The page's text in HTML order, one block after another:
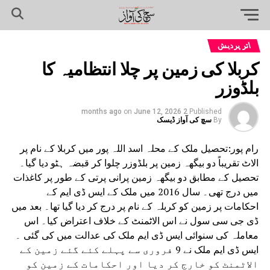
اتر پردیش
کربلا کی زمین پر چلا انتظامیہ کا
بلڈوزر
Published
2 months ago
on June 12, 2026
By سچ کی آواز ڈیسک
رام پور:تحصیل ملک کے محلہ اسد اللہ پور میں کربلا کے نام پر
الاٹ تقریباً دو بیگھہ زمین پر بلڈوزر چلوا کر قبضہ ہٹو دیا گیا۔
تحصیل کے مطابق دو بیگھہ زمین پرانی پرتی کے طور پر کاغذات
میں درج تھی۔ سال 2016 میں ملک کے ایس ڈی ایم کے
احکامات پر زمین کو کربلہ کے نام پر درج کر دیا گیا تھا۔ بعد میں
ڈی جی سی سول نے اس الاٹمنٹ کے خلاف اعتراض کیا۔ اس
معاملہ کی سنوائی ایس ڈی ایم ملک کی عدالت میں کی گئی ۔
ایس ڈی ایم ملک نے 9 فروری سے پہلے کئے گئے زمین کے
الاٹمنٹ کو خارج کر دیا اور احکامات کے زمین کو